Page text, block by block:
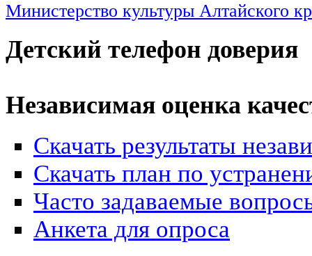
Министерство культуры Алтайского
Детский телефон доверия
Независимая оценка
Скачать результаты
Скачать план по
Часто задаваемые
Анкета для опроса